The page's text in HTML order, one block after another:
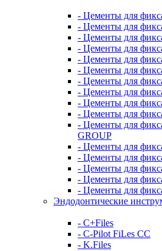
- Цементы для
- Цементы для
- Цементы для
- Цементы для
- Цементы для
- Цементы для
- Цементы для
- Цементы для
- Цементы для
- Цементы для
- Цементы для
GROUP
- Цементы для
- Цементы для
- Цементы для
- Цементы для
- Цементы для
Эндодонтические
- C+Files
- C-Pilot FiLes CC
- K.Files